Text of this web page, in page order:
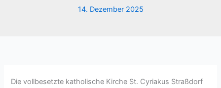
14. Dezember 2025
Die vollbesetzte katholische Kirche St. Cyriakus Straßdorf